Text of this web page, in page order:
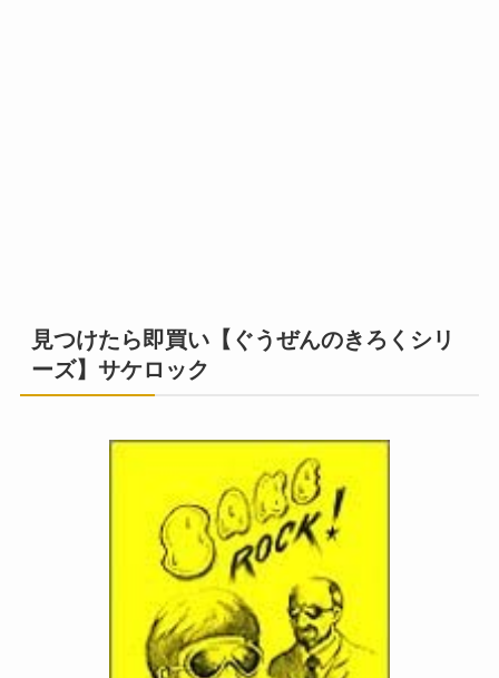
見つけたら即買い【ぐうぜんのきろくシリ
ーズ】サケロック